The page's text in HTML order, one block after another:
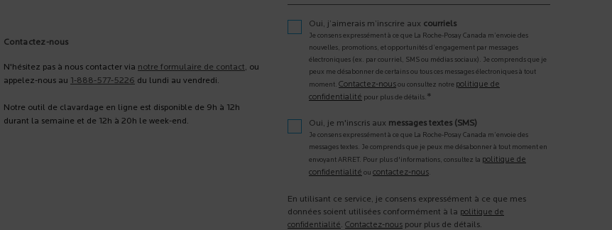
Contactez-nous
N'hésitez pas à nous contacter via notre formulaire de contact, ou
appelez-nous au 1-888-577-5226 du lundi au vendredi.
Notre outil de clavardage en ligne est disponible de 9h à 12h
durant la semaine et de 12h à 20h le week-end.
Oui, j’aimerais m’inscrire aux courriels
Je consens expressément à ce que La Roche-Posay Canada m’envoie des
nouvelles, promotions, et opportunités d’engagement par messages
électroniques (ex. par courriel, SMS ou médias sociaux). Je comprends que je
peux me désabonner de certains ou tous ces messages électroniques à tout
moment. Contactez-nous ou consultez notre politique de
confidentialité pour plus de détails. *
Oui, je m'inscris aux messages textes (SMS)
Je consens expressément à ce que La Roche-Posay Canada m’envoie des
messages textes. Je comprends que je peux me désabonner à tout moment en
envoyant ARRET. Pour plus d'informations, consultez la politique de
confidentialité ou contactez-nous
En utilisant ce service, je consens expressément à ce que mes
données soient utilisées conformément à la politique de
confidentialité. Contactez-nous pour plus de détails.